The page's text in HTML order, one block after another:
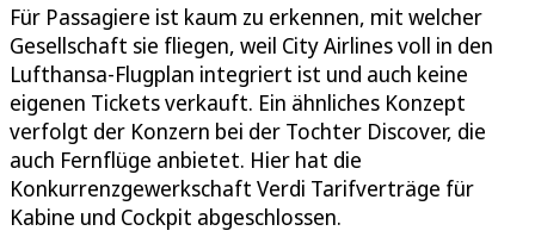
Für Passagiere ist kaum zu erkennen, mit welcher
Gesellschaft sie fliegen, weil City Airlines voll in den
Lufthansa-Flugplan integriert ist und auch keine
eigenen Tickets verkauft. Ein ähnliches Konzept
verfolgt der Konzern bei der Tochter Discover, die
auch Fernflüge anbietet. Hier hat die
Konkurrenzgewerkschaft Verdi Tarifverträge für
Kabine und Cockpit abgeschlossen.